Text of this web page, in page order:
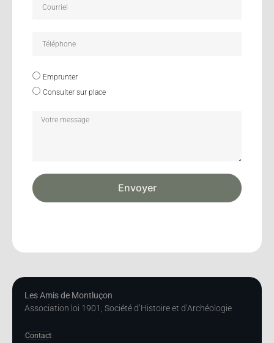
Emprunter
Consulter sur place
Envoyer
Les Amis de Montluçon
Association loi 1901, Société d’Histoire et d’Archéologie
Contact